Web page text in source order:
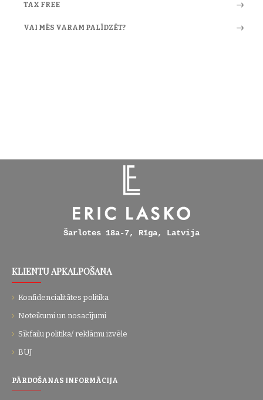
TAX FREE
VAI MĒS VARAM PALĪDZĒT?
Šarlotes 18a-7, Rīga, Latvija
KLIENTU APKALPOŠANA
Konfidencialitātes politika
Noteikumi un nosacījumi
Sīkfailu politika/ reklāmu izvēle
BUJ
PĀRDOŠANAS INFORMĀCIJA